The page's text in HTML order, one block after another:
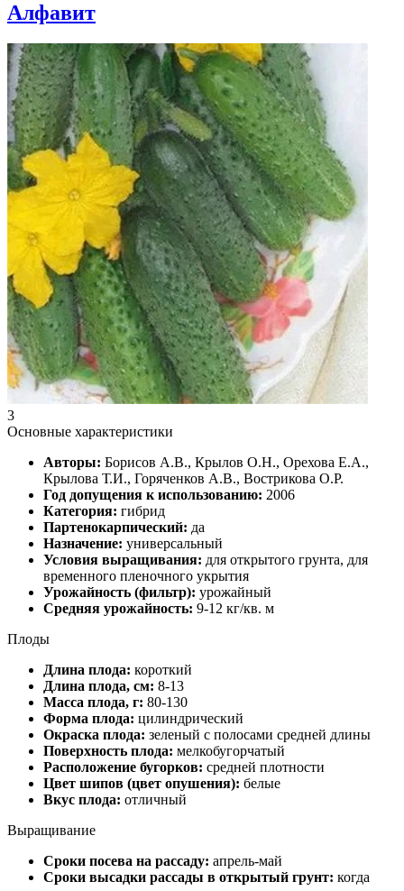
Алфавит
3
Основные характеристики
Авторы: Борисов А.В., Крылов О.Н., Орехова Е.А.,
Крылова Т.И., Горяченков А.В., Вострикова О.Р.
Год допущения к использованию: 2006
Категория: гибрид
Партенокарпический: да
Назначение: универсальный
Условия выращивания: для открытого грунта, для
временного пленочного укрытия
Урожайность (фильтр): урожайный
Средняя урожайность: 9-12 кг/кв. м
Плоды
Длина плода: короткий
Длина плода, см: 8-13
Масса плода, г: 80-130
Форма плода: цилиндрический
Окраска плода: зеленый с полосами средней длины
Поверхность плода: мелкобугорчатый
Расположение бугорков: средней плотности
Цвет шипов (цвет опушения): белые
Вкус плода: отличный
Выращивание
Сроки посева на рассаду: апрель-май
Сроки высадки рассады в открытый грунт: когда